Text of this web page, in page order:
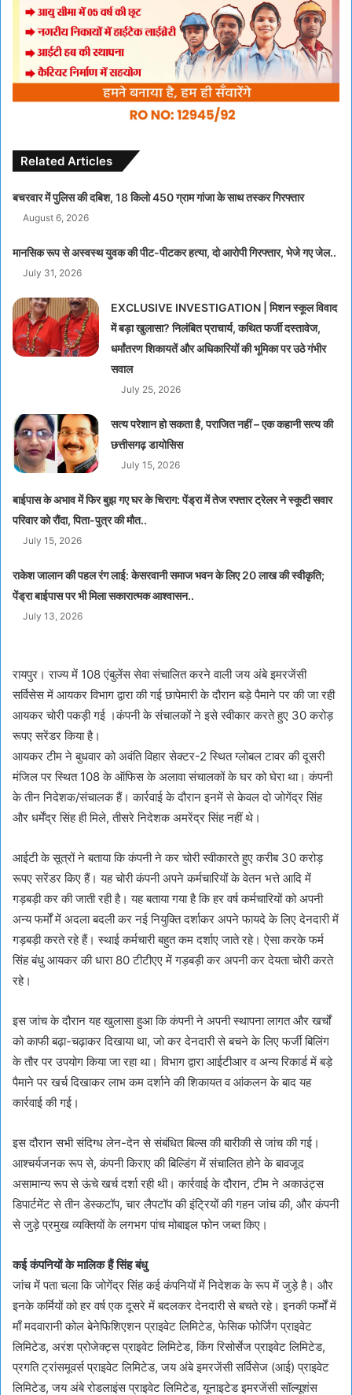
Related Articles
बचरवार में पुलिस की दबिश, 18 किलो 450 ग्राम गांजा के साथ तस्कर गिरफ्तार
August 6, 2026
मानसिक रूप से अस्वस्थ युवक की पीट-पीटकर हत्या, दो आरोपी गिरफ्तार, भेजे गए जेल..
July 31, 2026
EXCLUSIVE INVESTIGATION | मिशन स्कूल विवाद
में बड़ा खुलासा? निलंबित प्राचार्य, कथित फर्जी दस्तावेज,
धर्मांतरण शिकायतें और अधिकारियों की भूमिका पर उठे गंभीर
सवाल
July 25, 2026
सत्य परेशान हो सकता है, पराजित नहीं – एक कहानी सत्य की
छत्तीसगढ़ डायोसिस
July 15, 2026
बाईपास के अभाव में फिर बुझ गए घर के चिराग: पेंड्रा में तेज रफ्तार ट्रेलर ने स्कूटी सवार
परिवार को रौंदा, पिता-पुत्र की मौत..
July 15, 2026
राकेश जालान की पहल रंग लाई: केसरवानी समाज भवन के लिए 20 लाख की स्वीकृति;
पेंड्रा बाईपास पर भी मिला सकारात्मक आश्वासन..
July 13, 2026
रायपुर। राज्य में 108 एंबुलेंस सेवा संचालित करने वाली जय अंबे इमरजेंसी
सर्विसेस में आयकर विभाग द्वारा की गई छापेमारी के दौरान बड़े पैमाने पर की जा रही
आयकर चोरी पकड़ी गई ।कंपनी के संचालकों ने इसे स्वीकार करते हुए 30 करोड़
रूपए सरेंडर किया है।
आयकर टीम ने बुधवार को अवंति विहार सेक्टर-2 स्थित ग्लोबल टावर की दूसरी
मंजिल पर स्थित 108 के ऑफिस के अलावा संचालकों के घर को घेरा था। कंपनी
के तीन निदेशक/संचालक हैं। कार्रवाई के दौरान इनमें से केवल दो जोगेंद्र सिंह
और धर्मेंद्र सिंह ही मिले, तीसरे निदेशक अमरेंद्र सिंह नहीं थे।
आईटी के सूत्रों ने बताया कि कंपनी ने कर चोरी स्वीकारते हुए करीब 30 करोड़
रूपए सरेंडर किए हैं। यह चोरी कंपनी अपने कर्मचारियों के वेतन भत्ते आदि में
गड़बड़ी कर की जाती रही है। यह बताया गया है कि हर वर्ष कर्मचारियों को अपनी
अन्य फर्मों में अदला बदली कर नई नियुक्ति दर्शाकर अपने फायदे के लिए देनदारी में
गड़बड़ी करते रहे हैं। स्थाई कर्मचारी बहुत कम दर्शाए जाते रहे। ऐसा करके फर्म
सिंह बंधु आयकर की धारा 80 टीटीएए में गड़बड़ी कर अपनी कर देयता चोरी करते
रहे।
इस जांच के दौरान यह खुलासा हुआ कि कंपनी ने अपनी स्थापना लागत और खर्चों
को काफी बढ़ा-चढ़ाकर दिखाया था, जो कर देनदारी से बचने के लिए फर्जी बिलिंग
के तौर पर उपयोग किया जा रहा था। विभाग द्वारा आईटीआर व अन्य रिकार्ड में बड़े
पैमाने पर खर्च दिखाकर लाभ कम दर्शाने की शिकायत व आंकलन के बाद यह
कार्रवाई की गई।
इस दौरान सभी संदिग्ध लेन-देन से संबंधित बिल्स की बारीकी से जांच की गई।
आश्चर्यजनक रूप से, कंपनी किराए की बिल्डिंग में संचालित होने के बावजूद
असामान्य रूप से ऊंचे खर्च दर्शा रही थी। कार्रवाई के दौरान, टीम ने अकाउंट्स
डिपार्टमेंट से तीन डेस्कटॉप, चार लैपटॉप की इंट्रियों की गहन जांच की, और कंपनी
से जुड़े प्रमुख व्यक्तियों के लगभग पांच मोबाइल फोन जब्त किए।
कई कंपनियों के मालिक हैं सिंह बंधु
जांच में पता चला कि जोगेंद्र सिंह कई कंपनियों में निदेशक के रूप में जुड़े है। और
इनके कर्मियों को हर वर्ष एक दूसरे में बदलकर देनदारी से बचते रहे। इनकी फर्मों में
माँ मदवारानी कोल बेनेफिशिएशन प्राइवेट लिमिटेड, फेसिक फोर्जिंग प्राइवेट
लिमिटेड, अरंश प्रोजेक्ट्स प्राइवेट लिमिटेड, किंग रिसोर्सेज प्राइवेट लिमिटेड,
प्रगति ट्रांसमूवर्स प्राइवेट लिमिटेड, जय अंबे इमरजेंसी सर्विसेज (आई) प्राइवेट
लिमिटेड, जय अंबे रोडलाइंस प्राइवेट लिमिटेड, यूनाइटेड इमरजेंसी सॉल्यूशंस